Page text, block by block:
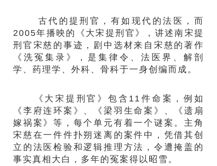
古代的提刑官，有如现代的法医，而
2005年播映的《大宋提刑官》，讲述南宋提
刑官宋慈的事迹，剧中选材来自宋慈的著作
《洗冤集录》，是集律令、法医界、解剖
学、药理学、外科、骨科于一身创编而成。
《大宋提刑官》包含11件命案，例如
《李府连环案》、《梁羽生命案》、《遗扇
嫁祸案》等，每个单元有着一个谜案。主角
宋慈在一件件扑朔迷离的案件中，凭借其创
立的法医检验和逻辑推理方法，令遭掩盖的
事实真相大白，多年的冤案得以昭雪。